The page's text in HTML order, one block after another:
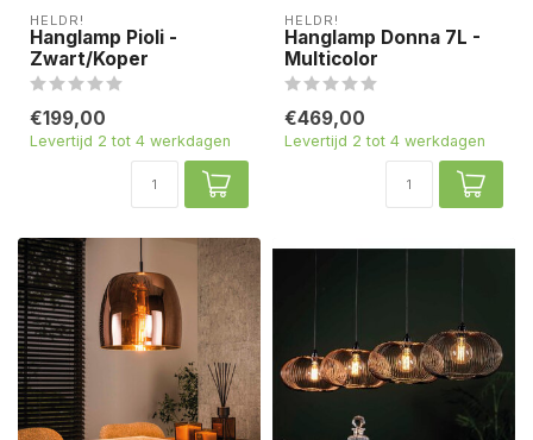
HELDR!
Hanglamp Pioli -
Zwart/Koper
€199,00
Levertijd 2 tot 4 werkdagen
HELDR!
Hanglamp Donna 7L -
Multicolor
€469,00
Levertijd 2 tot 4 werkdagen